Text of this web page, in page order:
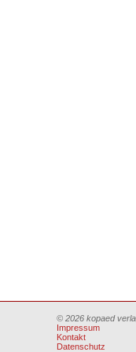
© 2026 kopaed
Impressum
Kontakt
Datenschutz